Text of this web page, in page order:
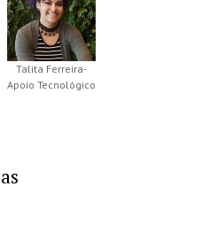
Talita Ferreira-
Apoio Tecnológico